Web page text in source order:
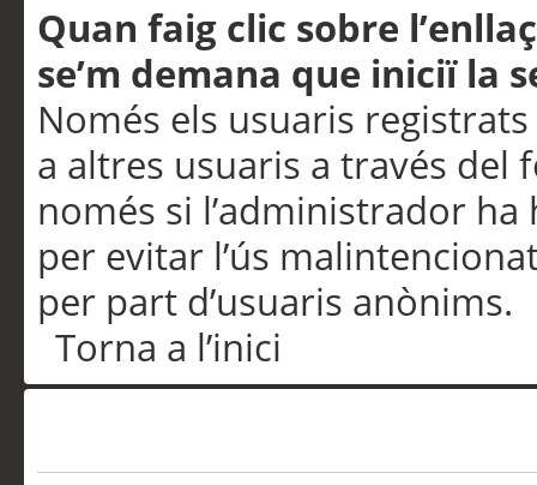
Quan faig clic sobre
se’m demana que iniciï la
Només els usuaris
a altres usuaris a través
només si l’administrador
per evitar l’ús
per part d’usuaris anònims.
Torna a l’inici